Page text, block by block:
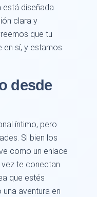
está diseñada
clara y
que tu
sí, y estamos
desde
íntimo, pero
Si bien los
como un enlace
te conectan
que estés
aventura en